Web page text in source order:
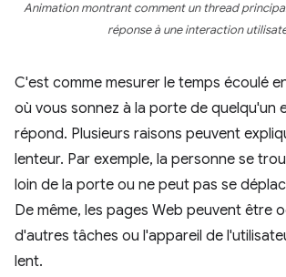
Animation montrant comment un thread
réponse à une interaction
C'est comme mesurer le temps écoulé
où vous sonnez à la porte de quelqu'un
répond. Plusieurs raisons peuvent
lenteur. Par exemple, la personne se
loin de la porte ou ne peut pas se
De même, les pages Web peuvent être
d'autres tâches ou l'appareil de
lent.